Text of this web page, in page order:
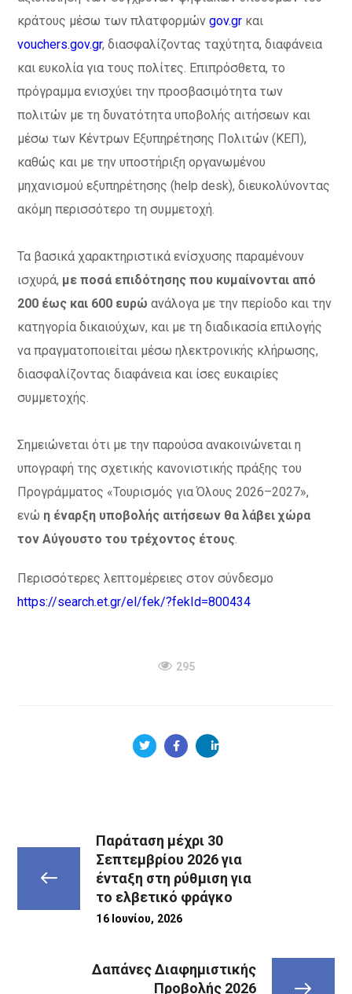
κράτους μέσω των πλατφορμώνgov.gr και
vouchers.gov.gr, διασφαλίζοντας ταχύτητα, διαφάνεια
και ευκολία για τους πολίτες. Επιπρόσθετα, το
πρόγραμμα ενισχύει την προσβασιμότητα των
πολιτών με τη δυνατότητα υποβολής αιτήσεων και
μέσω των Κέντρων Εξυπηρέτησης Πολιτών (ΚΕΠ),
καθώς και με την υποστήριξη οργανωμένου
μηχανισμού εξυπηρέτησης (help desk), διευκολύνοντας
ακόμη περισσότερο τη συμμετοχή.
Τα βασικά χαρακτηριστικά ενίσχυσης παραμένουν
ισχυρά, με ποσά επιδότησης που κυμαίνονται από
200 έως και 600 ευρώ ανάλογα με την περίοδο και την
κατηγορία δικαιούχων, και με τη διαδικασία επιλογής
να πραγματοποιείται μέσω ηλεκτρονικής κλήρωσης,
διασφαλίζοντας διαφάνεια και ίσες ευκαιρίες
συμμετοχής.
Σημειώνεται ότι με την παρούσα ανακοινώνεται η
υπογραφή της σχετικής κανονιστικής πράξης του
Προγράμματος «Τουρισμός για Όλους 2026–2027»,
ενώ η έναρξη υποβολής αιτήσεων θα λάβει χώρα
τον Αύγουστο του τρέχοντος έτους.
Περισσότερες λεπτομέρειες στον σύνδεσμο
https://search.et.gr/el/fek/?fekId=800434
295
Παράταση μέχρι 30
Σεπτεμβρίου 2026 για
ένταξη στη ρύθμιση για
το ελβετικό φράγκο
16 Ιουνίου, 2026
Δαπάνες Διαφημιστικής
Προβολής 2026